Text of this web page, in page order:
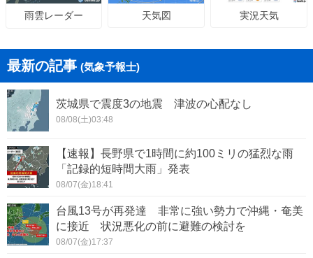
雨雲レーダー 天気図 実況天気
最新の記事 (気象予報士)
茨城県で震度3の地震 津波の心配なし
08/08(土)03:48
【速報】長野県で1時間に約100ミリの猛烈な雨
「記録的短時間大雨」発表
08/07(金)18:41
台風13号が再発達 非常に強い勢力で沖縄・奄美
に接近 状況悪化の前に避難の検討を
08/07(金)17:37